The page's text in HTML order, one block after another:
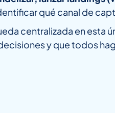
qué canal de
centralizada en esta
y que todos